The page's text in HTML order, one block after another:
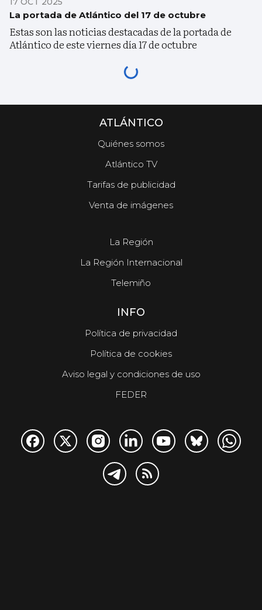
La portada de Atlántico del 17 de octubre
Estas son las noticias destacadas de la portada de
Atlántico de este viernes día 17 de octubre
ATLÁNTICO
Quiénes somos
Atlántico TV
Tarifas de publicidad
Venta de imágenes
La Región
La Región Internacional
Telemiño
INFO
Política de privacidad
Política de cookies
Aviso legal y condiciones de uso
FEDER